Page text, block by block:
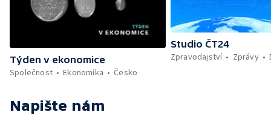
Týden v ekonomice
Společnost
Ekonomika Česko
Studio ČT24
Zpravodajství
Zprávy
Napište nám